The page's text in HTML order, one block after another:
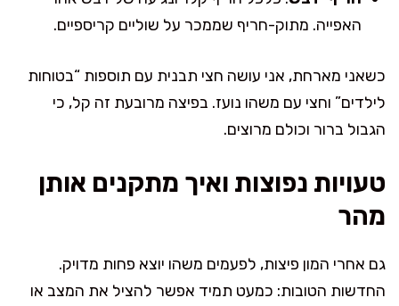
האפייה. מתוק-חריף שממכר על שוליים קריספיים.
כשאני מארחת, אני עושה חצי תבנית עם תוספות “בטוחות
לילדים” וחצי עם משהו נועז. בפיצה מרובעת זה קל, כי
הגבול ברור וכולם מרוצים.
טעויות נפוצות ואיך מתקנים אותן
מהר
גם אחרי המון פיצות, לפעמים משהו יוצא פחות מדויק.
החדשות הטובות: כמעט תמיד אפשר להציל את המצב או